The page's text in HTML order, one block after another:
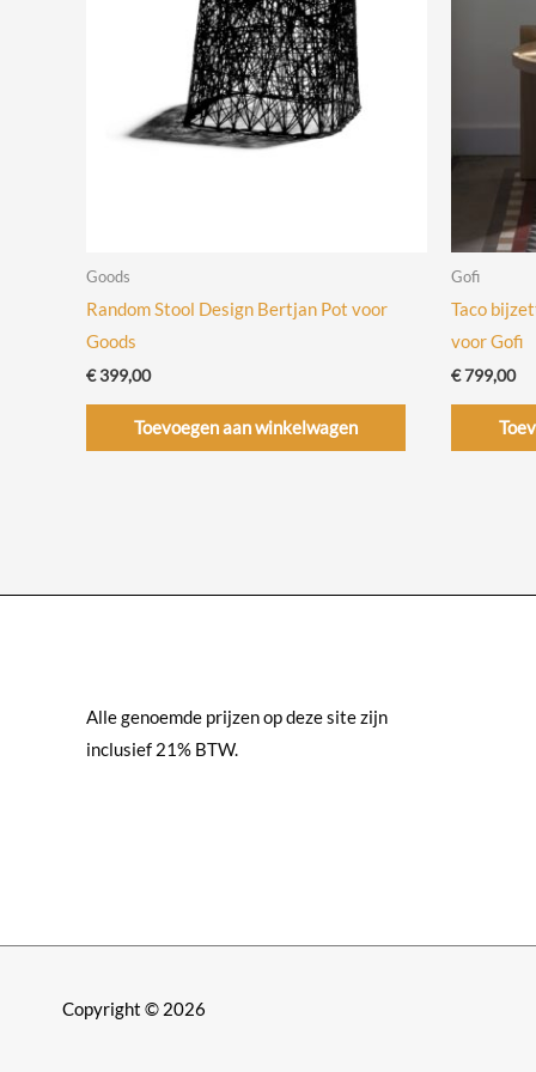
Goods
Random Stool Design Bertjan Pot voor
Goods
€399,00
Toevoegen aan winkelwagen
Gofi
Taco
voor Gofi
€799,00
Alle genoemde prijzen op deze site zijn
inclusief 21% BTW.
Copyright © 2026